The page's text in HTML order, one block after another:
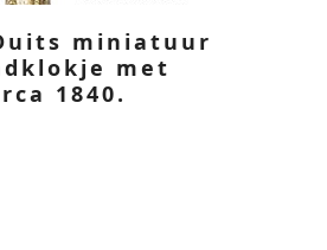
miniatuur
met
1840.